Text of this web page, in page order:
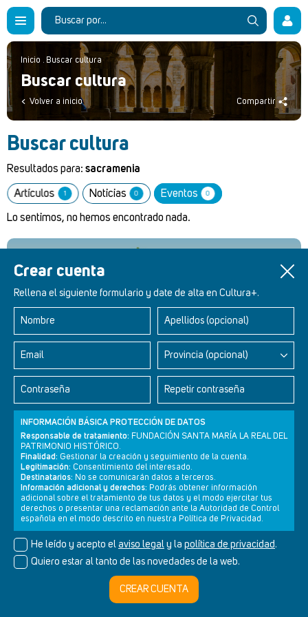
Crear cuenta
Rellena el siguiente formulario y date de alta en Cultura+.
Nombre Apellidos (opcional)
Email Provincia (opcional)
Contraseña Repetir contraseña
INFORMACIÓN BÁSICA PROTECCIÓN DE DATOS
Responsable de tratamiento: FUNDACIÓN SANTA MARÍA LA REAL DEL
PATRIMONIO HISTÓRICO.
Finalidad: Gestionar la creación y seguimiento de la cuenta.
Legitimación: Consentimiento del interesado.
Destinatarios: No se comunicarán datos a terceros.
Información adicional y derechos: Podrás obtener información
adicional sobre el tratamiento de tus datos y el modo ejercitar tus
derechos o presentar una reclamación ante la Autoridad de Control
española en el modo descrito en nuestra Política de Privacidad.
He leído y acepto el aviso legal y la política de privacidad.
Quiero estar al tanto de las novedades de la web.
CREAR CUENTA
Inicio . Buscar cultura
Buscar cultura
Volver a inicio Compartir
Buscar cultura
Resultados para: sacramenia
Artículos 1 Noticias 0 Eventos 0
Lo sentimos, no hemos encontrado nada.
Retablos Renacentistas Este de León
Newsletter Aviso legal Política de privacidad Política de cookies
© Cultura+ 2026. Todos los derechos reservados
Diseño web SGM